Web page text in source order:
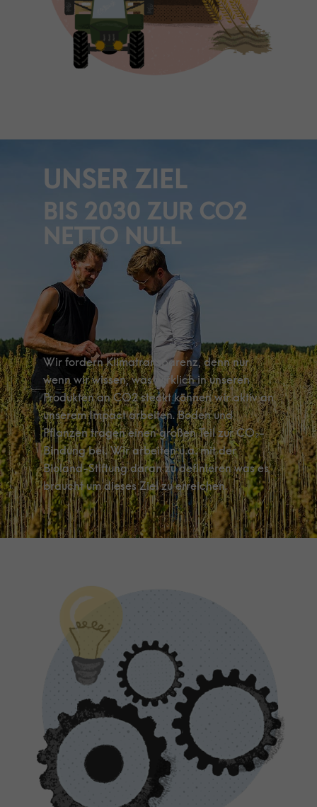
UNSER ZIEL
BIS 2030 ZUR CO2
NETTO NULL
.
Wir fordern Klimatransparenz, denn nur
wenn wir wissen, was wirklich in unseren
Produkten an CO2 steckt können wir aktiv an
unserem Impact arbeiten. Boden und
Pflanzen tragen einen großen Teil zur CO₂-
Bindung bei. Wir arbeiten u.a. mit der
Bioland-Stiftung daran zu definieren was es
braucht um dieses Ziel zu erreichen.